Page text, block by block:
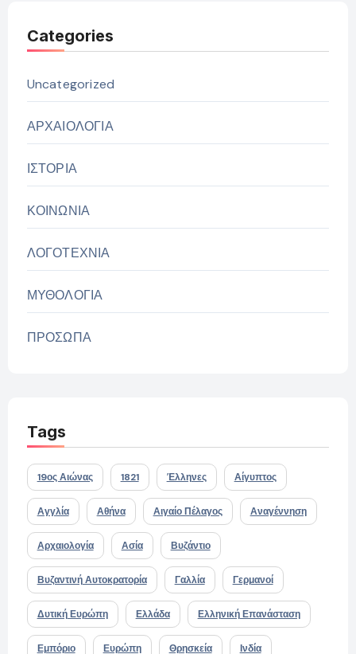
Categories
Uncategorized
ΑΡΧΑΙΟΛΟΓΙΑ
ΙΣΤΟΡΙΑ
ΚΟΙΝΩΝΙΑ
ΛΟΓΟΤΕΧΝΙΑ
ΜΥΘΟΛΟΓΙΑ
ΠΡΟΣΩΠΑ
Tags
19ος Αιώνας 1821 Έλληνες Αίγυπτος
Αγγλία Αθήνα Αιγαίο Πέλαγος Αναγέννηση
Αρχαιολογία Ασία Βυζάντιο
Βυζαντινή Αυτοκρατορία Γαλλία Γερμανοί
Δυτική Ευρώπη Ελλάδα Ελληνική Επανάσταση
Εμπόριο Ευρώπη Θρησκεία Ινδία